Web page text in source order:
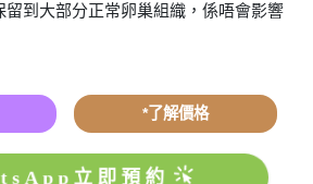
留到大部分正常卵巢組織，係唔會影響
*了解價格
立即預約